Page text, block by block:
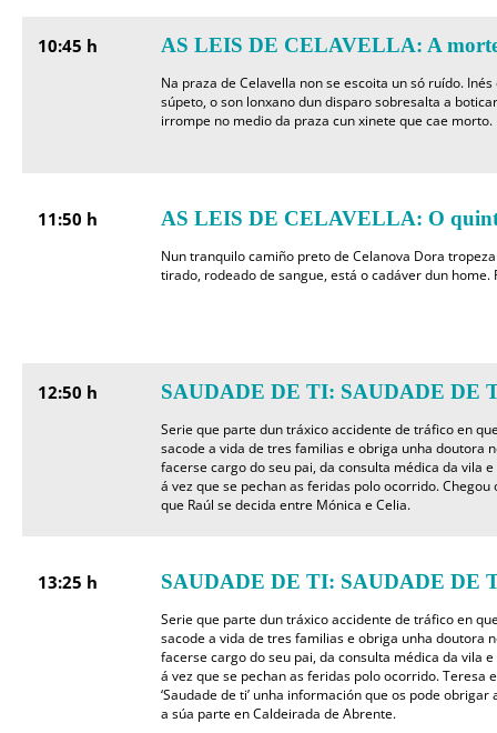
10:45 h AS LEIS DE CELAVELLA: A
Na praza de Celavella non se escoita un só ruído.
súpeto, o son lonxano dun disparo sobresalta a
irrompe no medio da praza cun xinete que cae morto.
11:50 h AS LEIS DE CELAVELLA: O
Nun tranquilo camiño preto de Celanova Dora
tirado, rodeado de sangue, está o cadáver dun home.
12:50 h SAUDADE DE TI: SAUDADE DE
Serie que parte dun tráxico accidente de tráfico en
sacode a vida de tres familias e obriga unha doutora
facerse cargo do seu pai, da consulta médica da vila
á vez que se pechan as feridas polo ocorrido. Chegou
que Raúl se decida entre Mónica e Celia.
13:25 h SAUDADE DE TI: SAUDADE DE
Serie que parte dun tráxico accidente de tráfico en
sacode a vida de tres familias e obriga unha doutora
facerse cargo do seu pai, da consulta médica da vila
á vez que se pechan as feridas polo ocorrido. Teresa
‘Saudade de ti’ unha información que os pode
a súa parte en Caldeirada de Abrente.